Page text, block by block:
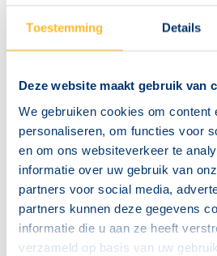
Toestemming Details
Deze website maakt gebruik van
We gebruiken cookies om content
personaliseren, om functies voor
en om ons websiteverkeer te
informatie over uw gebruik van
partners voor social media,
partners kunnen deze gegevens
informatie die u aan ze heeft
verzameld op basis van uw
Nu inschrijven
BEKIJK ALLE
EXAMENLOCATIES